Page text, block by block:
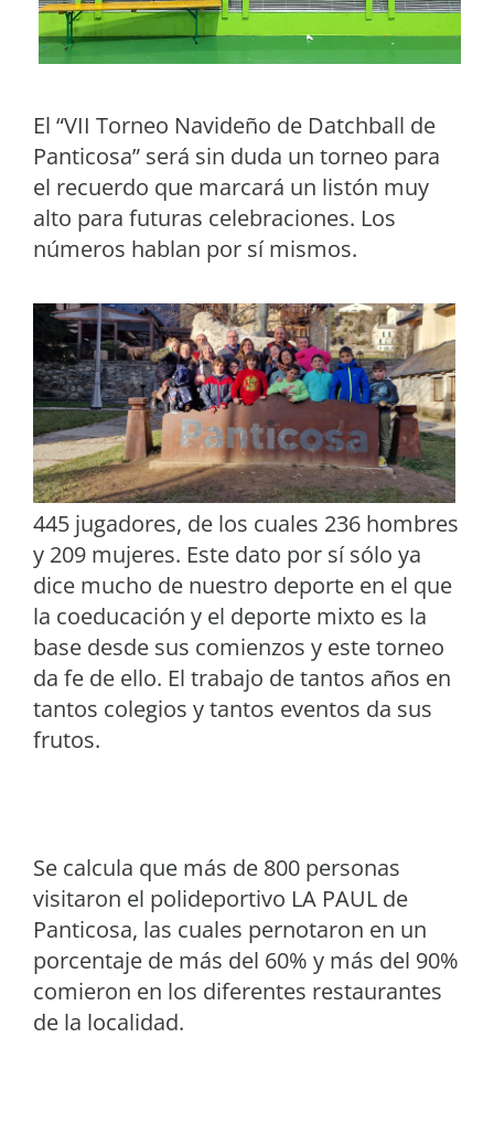
El “VII Torneo Navideño de Datchball de
Panticosa” será sin duda un torneo para
el recuerdo que marcará un listón muy
alto para futuras celebraciones. Los
números hablan por sí mismos.
445 jugadores, de los cuales 236 hombres
y 209 mujeres. Este dato por sí sólo ya
dice mucho de nuestro deporte en el que
la coeducación y el deporte mixto es la
base desde sus comienzos y este torneo
da fe de ello. El trabajo de tantos años en
tantos colegios y tantos eventos da sus
frutos.
Se calcula que más de 800 personas
visitaron el polideportivo LA PAUL de
Panticosa, las cuales pernotaron en un
porcentaje de más del 60% y más del 90%
comieron en los diferentes restaurantes
de la localidad.